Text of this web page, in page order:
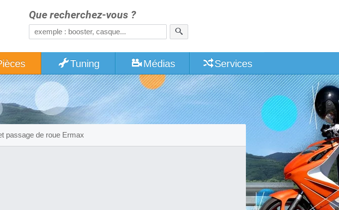
Que recherchez-vous ?
Tuning Médias Services
passage de roue Ermax